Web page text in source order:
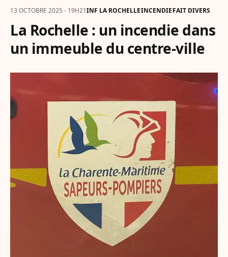
13 OCTOBRE 2025 - 19H21INF LA ROCHELLEINCENDIEFAIT DIVERS
La Rochelle : un incendie dans
un immeuble du centre-ville